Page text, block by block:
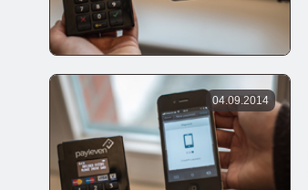
04.09.2014